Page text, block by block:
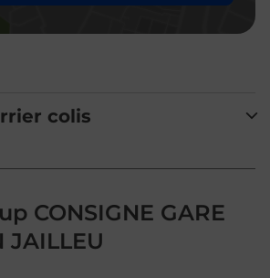
colis
CONSIGNE GARE
JAILLEU